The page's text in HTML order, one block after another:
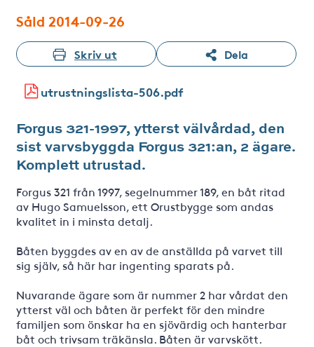
Såld 2014-09-26
Skriv ut Dela
utrustningslista-506.pdf
Forgus 321-1997, ytterst välvårdad, den
sist varvsbyggda Forgus 321:an, 2 ägare.
Komplett utrustad.
Forgus 321 från 1997, segelnummer 189, en båt ritad
av Hugo Samuelsson, ett Orustbygge som andas
kvalitet in i minsta detalj.
Båten byggdes av en av de anställda på varvet till
sig själv, så här har ingenting sparats på.
Nuvarande ägare som är nummer 2 har vårdat den
ytterst väl och båten är perfekt för den mindre
familjen som önskar ha en sjövärdig och hanterbar
båt och trivsam träkänsla. Båten är varvskött.